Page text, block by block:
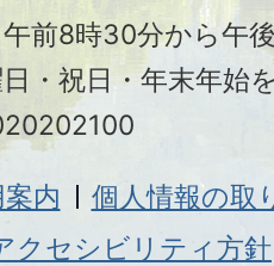
前8時30分から午
日・祝日・年末年始
内
個人情報の取
クセシビリティ方針